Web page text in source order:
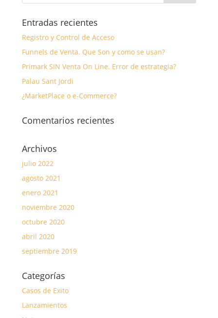
Entradas recientes
Registro y Control de Acceso
Funnels de Venta. Que Son y como se usan?
Primark SIN Venta On Line. Error de estrategia?
Palau Sant Jordi
¿MarketPlace o e-Commerce?
Comentarios recientes
Archivos
julio 2022
agosto 2021
enero 2021
noviembre 2020
octubre 2020
abril 2020
septiembre 2019
Categorías
Casos de Exito
Lanzamientos